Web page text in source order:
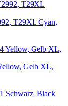
T29XL Cyan,
Gelb XL,